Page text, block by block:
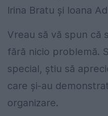
Irina Bratu şi Ioana
Vreau să vă spun că
fără nicio problemă.
special, ştiu să
care şi-au
organizare.